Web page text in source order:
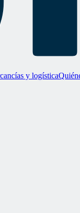
y logística